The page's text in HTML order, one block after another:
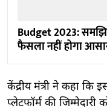
Budget 2023:
फैसला नहीं होगा
केंद्रीय मंत्री ने कहा कि
प्लेटफॉर्म की